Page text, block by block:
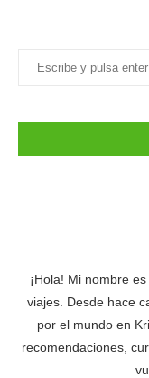
¡Hola! Mi nombre
viajes. Desde hace
por el mundo en
recomendaciones,